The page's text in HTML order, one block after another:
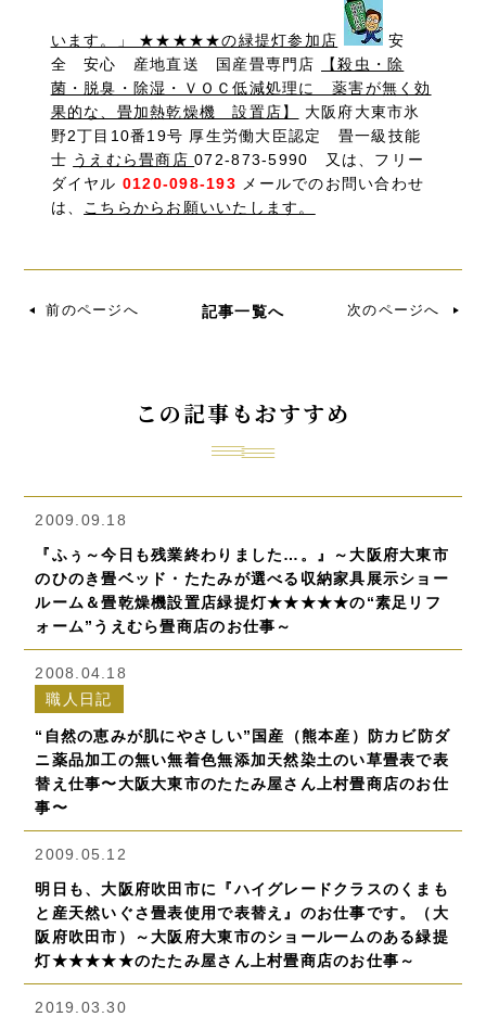
います。」 ★★★★★の緑提灯参加店
安
全 安心 産地直送 国産畳専門店
【殺虫・除
菌・脱臭・除湿・ＶＯＣ低減処理に 薬害が無く効
果的な、畳加熱乾燥機 設置店】
大阪府大東市氷
野2丁目10番19号 厚生労働大臣認定 畳一級技能
士 うえむら畳商店072-873-5990 又は、フリー
ダイヤル 0120-098-193
メールでのお問い合わせ
は、
こちらからお願いいたします。
前のページへ 記事一覧へ 次のページへ
この記事もおすすめ
2009.09.18
『ふぅ～今日も残業終わりました…。』～大阪府大東市
のひのき畳ベッド・たたみが選べる収納家具展示ショー
ルーム＆畳乾燥機設置店緑提灯★★★★★の“素足リフ
ォーム”うえむら畳商店のお仕事～
2008.04.18
職人日記
“自然の恵みが肌にやさしい”国産（熊本産）防カビ防ダ
ニ薬品加工の無い無着色無添加天然染土のい草畳表で表
替え仕事〜大阪大東市のたたみ屋さん上村畳商店のお仕
事〜
2009.05.12
明日も、大阪府吹田市に『ハイグレードクラスのくまも
と産天然いぐさ畳表使用で表替え』のお仕事です。（大
阪府吹田市）～大阪府大東市のショールームのある緑提
灯★★★★★のたたみ屋さん上村畳商店のお仕事～
2019.03.30